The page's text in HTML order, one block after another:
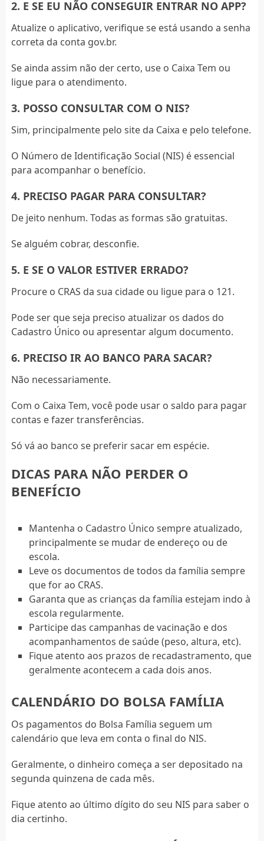
2. E SE EU NÃO CONSEGUIR ENTRAR NO APP?
Atualize o aplicativo, verifique se está usando a senha
correta da conta gov.br.
Se ainda assim não der certo, use o Caixa Tem ou
ligue para o atendimento.
3. POSSO CONSULTAR COM O NIS?
Sim, principalmente pelo site da Caixa e pelo telefone.
O Número de Identificação Social (NIS) é essencial
para acompanhar o benefício.
4. PRECISO PAGAR PARA CONSULTAR?
De jeito nenhum. Todas as formas são gratuitas.
Se alguém cobrar, desconfie.
5. E SE O VALOR ESTIVER ERRADO?
Procure o CRAS da sua cidade ou ligue para o 121.
Pode ser que seja preciso atualizar os dados do
Cadastro Único ou apresentar algum documento.
6. PRECISO IR AO BANCO PARA SACAR?
Não necessariamente.
Com o Caixa Tem, você pode usar o saldo para pagar
contas e fazer transferências.
Só vá ao banco se preferir sacar em espécie.
DICAS PARA NÃO PERDER O
BENEFÍCIO
Mantenha o Cadastro Único sempre atualizado,
principalmente se mudar de endereço ou de
escola.
Leve os documentos de todos da família sempre
que for ao CRAS.
Garanta que as crianças da família estejam indo à
escola regularmente.
Participe das campanhas de vacinação e dos
acompanhamentos de saúde (peso, altura, etc).
Fique atento aos prazos de recadastramento, que
geralmente acontecem a cada dois anos.
CALENDÁRIO DO BOLSA FAMÍLIA
Os pagamentos do Bolsa Família seguem um
calendário que leva em conta o final do NIS.
Geralmente, o dinheiro começa a ser depositado na
segunda quinzena de cada mês.
Fique atento ao último dígito do seu NIS para saber o
dia certinho.